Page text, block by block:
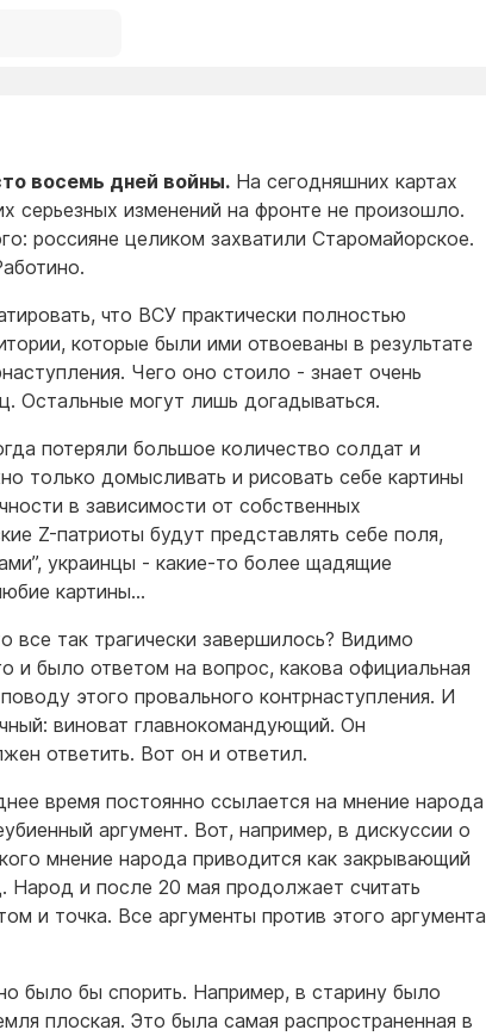
восемь дней войны. На сегодняшних картах
серьезных изменений на фронте не произошло.
россияне целиком захватили Старомайорское.
что ВСУ практически полностью
которые были ими отвоеваны в результате
Чего оно стоило - знает очень
Остальные могут лишь догадываться.
потеряли большое количество солдат и
только домысливать и рисовать себе картины
в зависимости от собственных
Z-патриоты будут представлять себе поля,
украинцы - какие-то более щадящие
картины…
все так трагически завершилось? Видимо
и было ответом на вопрос, какова официальная
этого провального контрнаступления. И
виноват главнокомандующий. Он
ответить. Вот он и ответил.
время постоянно ссылается на мнение народа
аргумент. Вот, например, в дискуссии о
мнение народа приводится как закрывающий
Народ и после 20 мая продолжает считать
и точка. Все аргументы против этого аргумента
было бы спорить. Например, в старину было
плоская. Это была самая распространенная в